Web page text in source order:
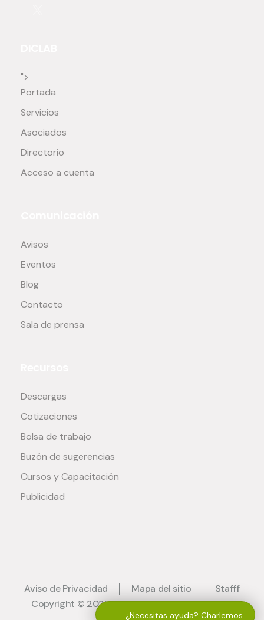
">
Portada
Servicios
Asociados
Directorio
Acceso a cuenta
Avisos
Eventos
Blog
Contacto
Sala de prensa
Descargas
Cotizaciones
Bolsa de trabajo
Buzón de sugerencias
Cursos y Capacitación
Publicidad
Aviso de Privacidad Mapa del sitio
Stafff
Copyright © 2025 DICLAB. Todos los Derechos
¿Necesitas ayuda? Charlemos